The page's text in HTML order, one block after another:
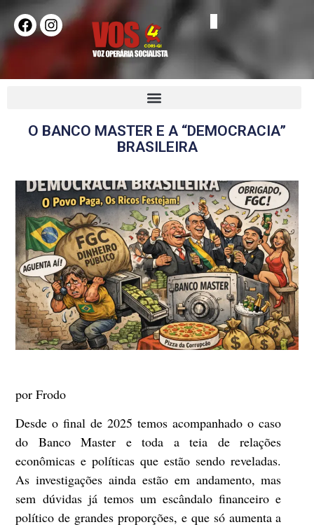
O BANCO MASTER E A “DEMOCRACIA”
BRASILEIRA
por Frodo
Desde o final de 2025 temos acompanhado o caso
do Banco Master e toda a teia de relações
econômicas e políticas que estão sendo reveladas.
As investigações ainda estão em andamento, mas
sem dúvidas já temos um escândalo financeiro e
político de grandes proporções, e que só aumenta a